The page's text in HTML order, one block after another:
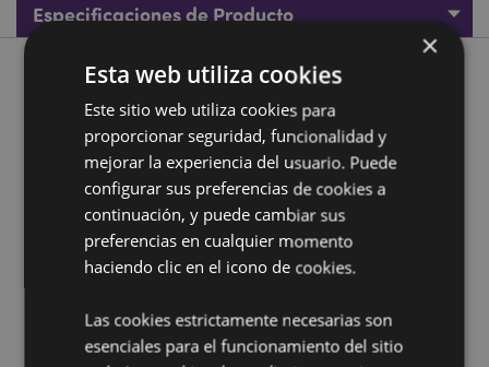
Especificaciones de Producto
Descripción de Producto
Hucha de Cerámica Unicornio Arcoíris Encantado Rosa
Material:Cerámica Dolomita
Información sobre el Producto: Se puede acceder al
contenido a través de un tapón situado en la parte
inferior.
¿Quieres saber más acerca de los métodos de trabajo
de Puckator?Encuentra todo lo que necesitas saber
×
Esta web utiliza cookies
Este sitio web utiliza cookies para
proporcionar seguridad, funcionalidad y
mejorar la experiencia del usuario. Puede
configurar sus preferencias de cookies a
continuación, y puede cambiar sus
preferencias en cualquier momento
haciendo clic en el icono de cookies.
Las cookies estrictamente necesarias son
esenciales para el funcionamiento del sitio